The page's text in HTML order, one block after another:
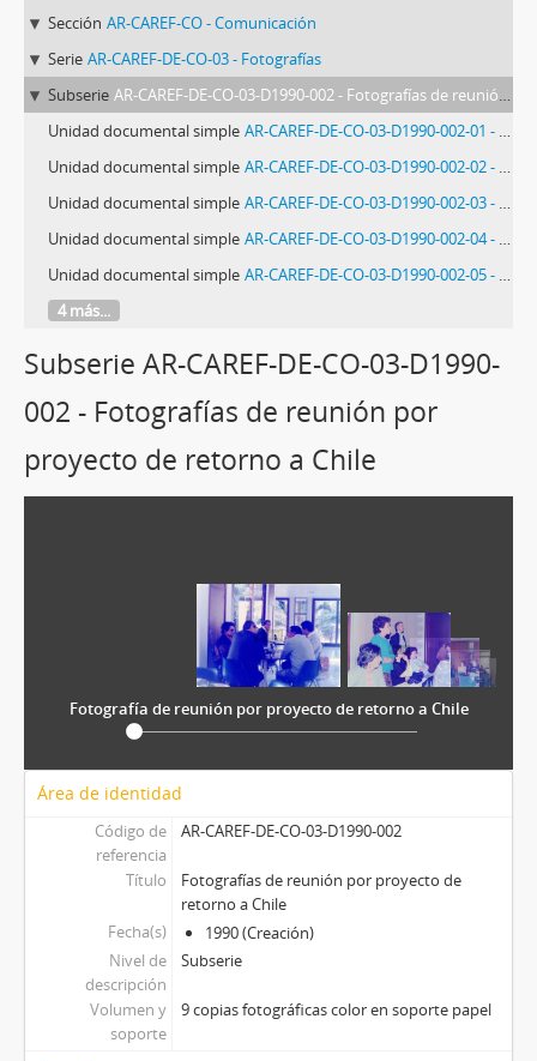
Sección AR-CAREF-CO - Comunicación
Serie AR-CAREF-DE-CO-03 - Fotografías
Subserie AR-CAREF-DE-CO-03-D1990-002 - Fotografías de reunión por proyecto de retorno a Chile
Unidad documental simple AR-CAREF-DE-CO-03-D1990-002-01 - Fotografía de reunión por proyecto de retorno a Chile
Unidad documental simple AR-CAREF-DE-CO-03-D1990-002-02 - Fotografía de reunión por proyecto de retorno a Chile
Unidad documental simple AR-CAREF-DE-CO-03-D1990-002-03 - Fotografía de reunión por proyecto de retorno a Chile
Unidad documental simple AR-CAREF-DE-CO-03-D1990-002-04 - Fotografía de reunión por proyecto de retorno a Chile
Unidad documental simple AR-CAREF-DE-CO-03-D1990-002-05 - Fotografía de reunión por proyecto de retorno a Chile
4 más...
Subserie AR-CAREF-DE-CO-03-D1990-
002 - Fotografías de reunión por
proyecto de retorno a Chile
Fotografía de reunión por proyecto de retorno a Chile
Área de identidad
Código de
referencia
AR-CAREF-DE-CO-03-D1990-002
Título
Fotografías de reunión por proyecto de
retorno a Chile
Fecha(s)
1990 (Creación)
Nivel de
descripción
Subserie
Volumen y
soporte
9 copias fotográficas color en soporte papel